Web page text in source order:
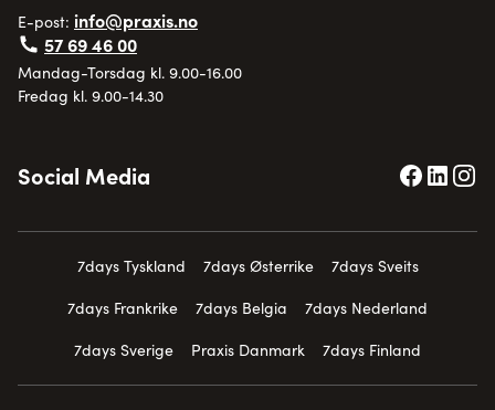
E-post: info@praxis.no
57 69 46 00
Mandag-Torsdag kl. 9.00-16.00
Fredag kl. 9.00-14.30
Social Media
7days Tyskland 7days Østerrike
7days Sveits
7days Frankrike
7days Belgia
7days Nederland
7days Sverige
Praxis Danmark 7days Finland